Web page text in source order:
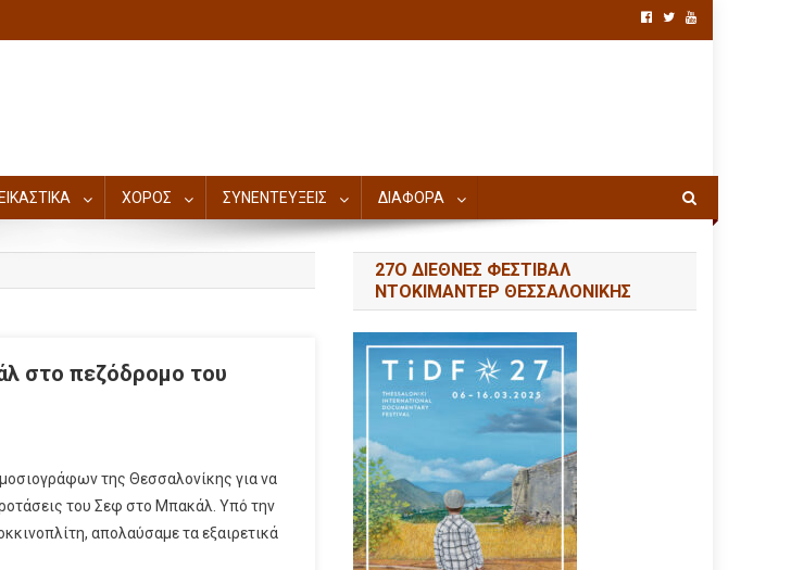
ΕΙΚΑΣΤΙΚΑ ΧΟΡΟΣ ΣΥΝΕΝΤΕΥΞΕΙΣ ΔΙΑΦΟΡΑ
στο πεζόδρομο του
της Θεσσαλονίκης για να
του Σεφ στο Μπακάλ. Υπό την
απολαύσαμε τα εξαιρετικά
27Ο ΔΙΕΘΝΕΣ ΦΕΣΤΙΒΑΛ
ΝΤΟΚΙΜΑΝΤΕΡ ΘΕΣΣΑΛΟΝΙΚΗΣ